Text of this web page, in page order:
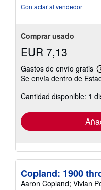
Contactar al vendedor
Comprar usado
EUR 7,13
Gastos de envío gratis
Se envía dentro de
Cantidad disponible: 1
Copland: 1900
Aaron Copland; Vivian